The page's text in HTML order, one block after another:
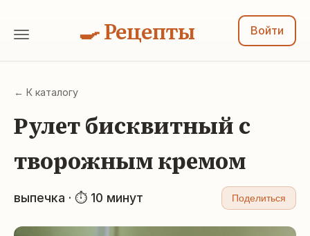
🍳 Рецепты Войти
← К каталогу
Рулет бисквитный с
творожным кремом
выпечка · ⏱ 10 минут Поделиться